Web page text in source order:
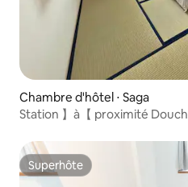
Chambre d'hôtel ⋅ Saga
Station 】à【 proximité
Superhôte
Superhôte